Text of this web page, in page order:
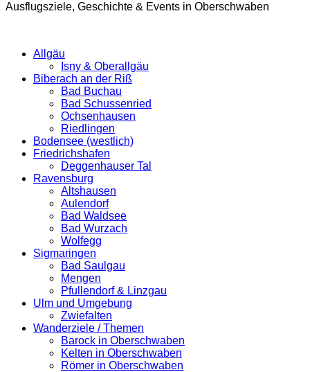
Ausflugsziele, Geschichte & Events in Oberschwaben
Allgäu
Isny & Oberallgäu
Biberach an der Riß
Bad Buchau
Bad Schussenried
Ochsenhausen
Riedlingen
Bodensee (westlich)
Friedrichshafen
Deggenhauser Tal
Ravensburg
Altshausen
Aulendorf
Bad Waldsee
Bad Wurzach
Wolfegg
Sigmaringen
Bad Saulgau
Mengen
Pfullendorf & Linzgau
Ulm und Umgebung
Zwiefalten
Wanderziele / Themen
Barock in Oberschwaben
Kelten in Oberschwaben
Römer in Oberschwaben